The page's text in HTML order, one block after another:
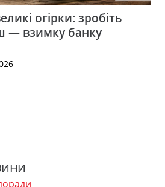
огірки: зробіть
— взимку банку